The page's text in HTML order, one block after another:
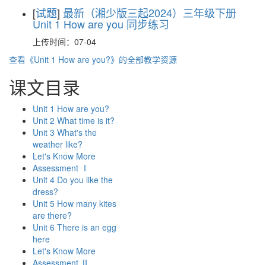
[试题] 最新（湘少版三起2024）三年级下册
Unit 1 How are you 同步练习
上传时间：07-04
查看《Unit 1 How are you?》的全部教学资源
课文目录
Unit 1 How are you?
Unit 2 What time is it?
Unit 3 What's the
weather like?
Let's Know More
Assessment Ⅰ
Unit 4 Do you like the
dress?
Unit 5 How many kites
are there?
Unit 6 There is an egg
here
Let's Know More